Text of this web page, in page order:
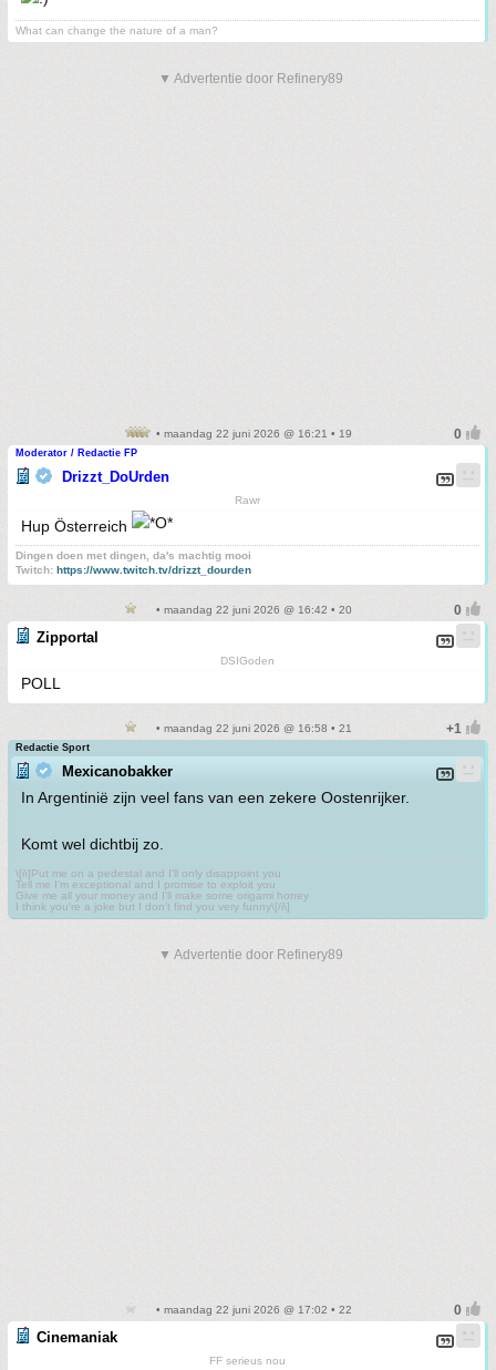
What can change the nature of a man?
▼ Advertentie door Refinery89
• maandag 22 juni 2026 @ 16:21 • 19
Moderator / Redactie FP
Drizzt_DoUrden
Rawr
Hup Österreich
Dingen doen met dingen, da's machtig mooi
Twitch: https://www.twitch.tv/drizzt_dourden
• maandag 22 juni 2026 @ 16:42 • 20
Zipportal
DSIGoden
POLL
• maandag 22 juni 2026 @ 16:58 • 21
Redactie Sport
Mexicanobakker
In Argentinië zijn veel fans van een zekere Oostenrijker.
Komt wel dichtbij zo.
\[i\]Put me on a pedestal and I'll only disappoint you
Tell me I'm exceptional and I promise to exploit you
Give me all your money and I'll make some origami honey
I think you're a joke but I don't find you very funny\[/i\]
▼ Advertentie door Refinery89
• maandag 22 juni 2026 @ 17:02 • 22
Cinemaniak
FF serieus nou